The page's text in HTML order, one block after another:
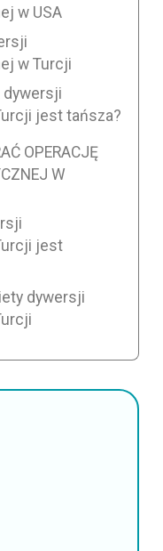
w USA
w Turcji
dywersji
jest tańsza?
OPERACJĘ
W
jest
dywersji